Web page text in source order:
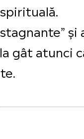
gât atunci